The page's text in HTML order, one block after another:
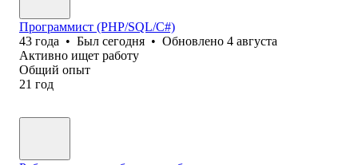
Программист (PHP/SQL/C#)
43 года • Был сегодня • Обновлено 4 августа
Активно ищет работу
Общий опыт
21 год